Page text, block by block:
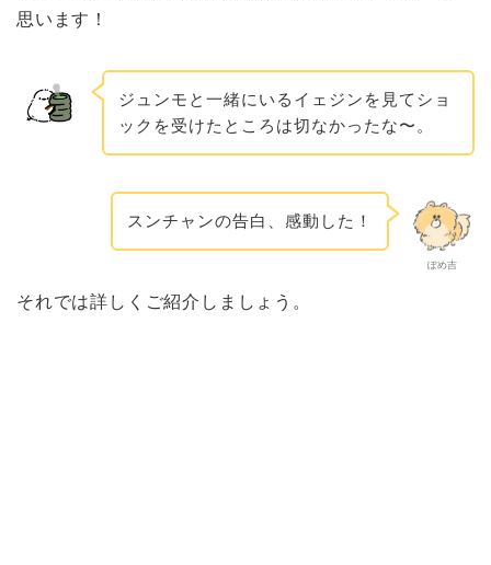
思います！
ジュンモと一緒にいるイェジンを見てショ
ックを受けたところは切なかったな〜。
ぽめ吉
スンチャンの告白、感動した！
それでは詳しくご紹介しましょう。